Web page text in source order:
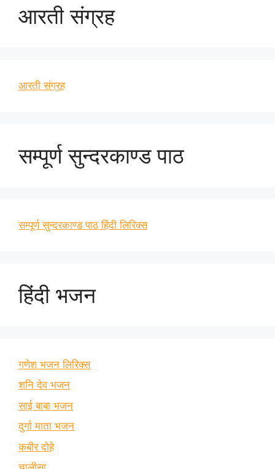
आरती संग्रह
आरती संग्रह
सम्पूर्ण सुन्दरकाण्ड पाठ
सम्पूर्ण सुन्दरकाण्ड पाठ हिंदी लिरिक्स
हिंदी भजन
गणेश भजन लिरिक्स
शनि देव भजन
साई बाबा भजन
दुर्गा माता भजन
कबीर दोहे